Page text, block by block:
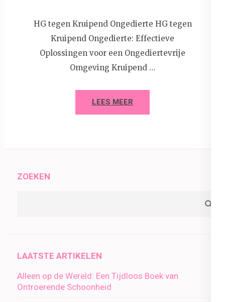
HG tegen Kruipend Ongedierte HG tegen
Kruipend Ongedierte: Effectieve
Oplossingen voor een Ongediertevrije
Omgeving Kruipend …
LEES MEER
ZOEKEN
LAATSTE ARTIKELEN
Alleen op de Wereld: Een Tijdloos Boek van
Ontroerende Schoonheid